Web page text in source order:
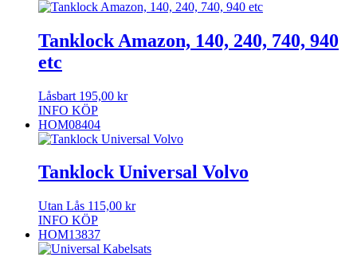
Tanklock Amazon, 140, 240, 740, 940
etc
Låsbart 195,00 kr
INFO KÖP
HOM08404
Tanklock Universal Volvo
Utan Lås 115,00 kr
INFO KÖP
HOM13837